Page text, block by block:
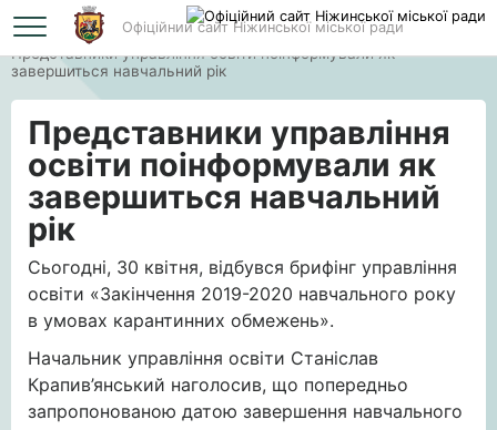
Офіційний сайт Ніжинської міської ради
Головна
Представники управління освіти поінформували як
завершиться навчальний рік
Представники управління
освіти поінформували як
завершиться навчальний
рік
Сьогодні, 30 квітня, відбувся брифінг управління
освіти «Закінчення 2019-2020 навчального року
в умовах карантинних обмежень».
Начальник управління освіти Станіслав
Крапив’янський наголосив, що попередньо
запропонованою датою завершення навчального